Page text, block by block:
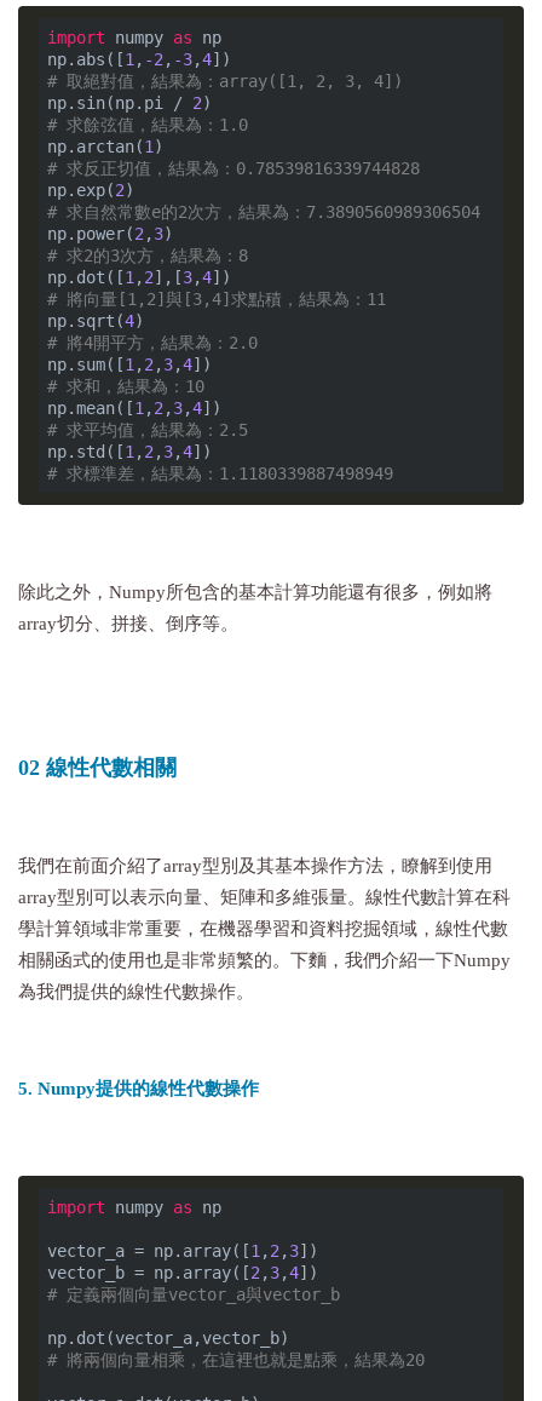
import numpy as np
np.abs([1 , -2 , -3,4
# 取絕對值，結果為：array([1, 2, 3, 4])
np.sin(np.pi / 2
# 求餘弦值，結果為：1.0
np.arctan(1
# 求反正切值，結果為：0.78539816339744828
np.exp(2
# 求自然常數e的2次方，結果為：7.3890560989306504
np.power(2 , 3
# 求2的3次方，結果為：8
np.dot([1 , 2],[3,4
# 將向量[1,2]與[3,4]求點積，結果為：11
np.sqrt(4
# 將4開平方，結果為：2.0
np.sum([1 , 2 , 3,4
# 求和，結果為：10
np.mean([1 , 2 , 3,4
# 求平均值，結果為：2.5
np.std([1 , 2 , 3,4
# 求標準差，結果為：1.1180339887498949
除此之外，Numpy所包含的基本計算功能還有很多，例如將
array切分、拼接、倒序等。
02 線性代數相關
我們在前面介紹了array型別及其基本操作方法，瞭解到使用
array型別可以表示向量、矩陣和多維張量。線性代數計算在科
學計算領域非常重要，在機器學習和資料挖掘領域，線性代數
相關函式的使用也是非常頻繁的。下麵，我們介紹一下Numpy
為我們提供的線性代數操作。
5. Numpy提供的線性代數操作
import numpy as np
vector_a = np.array([1 , 2 , 3])
vector_b = np.array([2 , 3,4
# 定義兩個向量vector_a與vector_b
# 將兩個向量相乘，在這裡也就是點乘，結果為20